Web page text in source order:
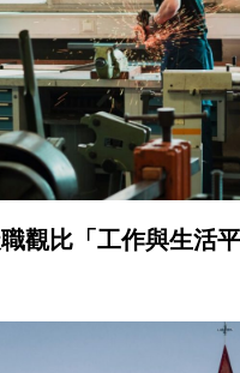
觀比「工作與生活